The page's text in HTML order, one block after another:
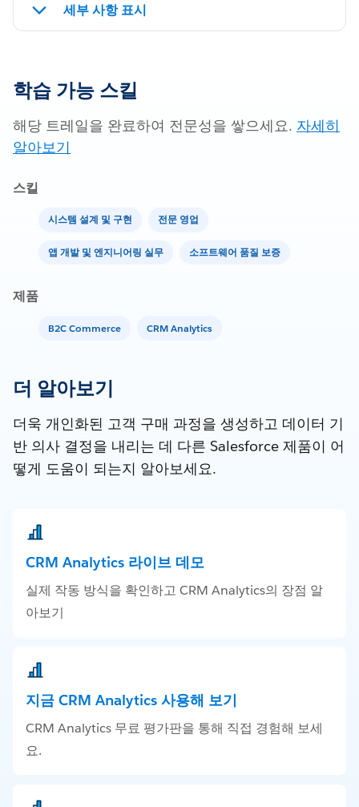
세부 사항 표시
학습 가능 스킬
해당 트레일을 완료하여 전문성을 쌓으세요. 자세히
알아보기
스킬
시스템 설계 및 구현 전문 영업
앱 개발 및 엔지니어링 실무 소프트웨어 품질 보증
제품
B2C Commerce CRM Analytics
더 알아보기
더욱 개인화된 고객 구매 과정을 생성하고 데이터 기
반 의사 결정을 내리는 데 다른 Salesforce 제품이 어
떻게 도움이 되는지 알아보세요.
CRM Analytics 라이브 데모
실제 작동 방식을 확인하고 CRM Analytics의 장점 알
아보기
지금 CRM Analytics 사용해 보기
CRM Analytics 무료 평가판을 통해 직접 경험해 보세
요.